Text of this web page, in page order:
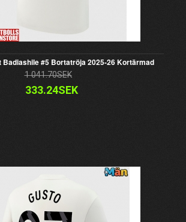
Badiashile #5 Bortatröja 2025-26 Kortärmad
1 041.70SEK
333.24SEK